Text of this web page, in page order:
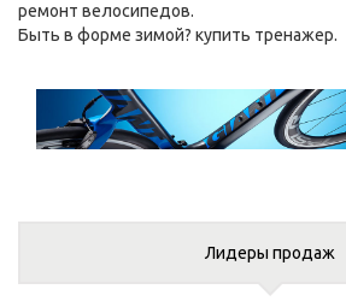
ремонт велосипедов.
Быть в форме зимой? купить тренажер.
Лидеры продаж